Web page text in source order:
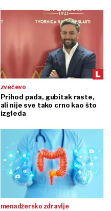
zvečevo
Prihod pada, gubitak raste,
ali nije sve tako crno kao što
izgleda
menadžersko zdravlje